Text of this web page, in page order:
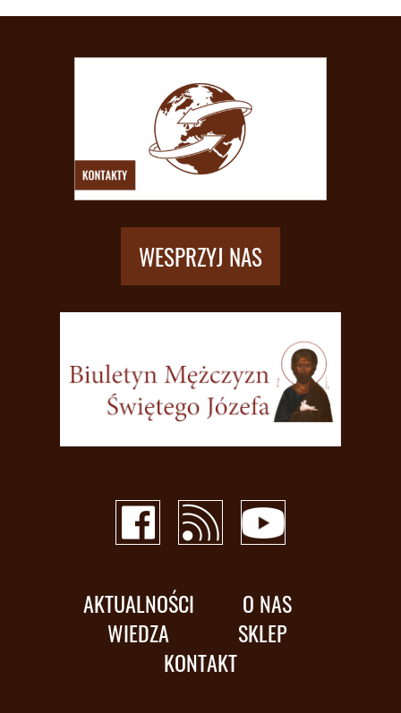
WESPRZYJ NAS
AKTUALNOŚCI
O NAS
WIEDZA
SKLEP
KONTAKT